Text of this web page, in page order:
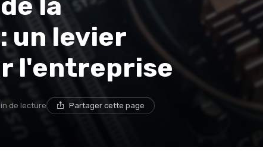
un levier
l'entreprise
de lecture Partager cette page